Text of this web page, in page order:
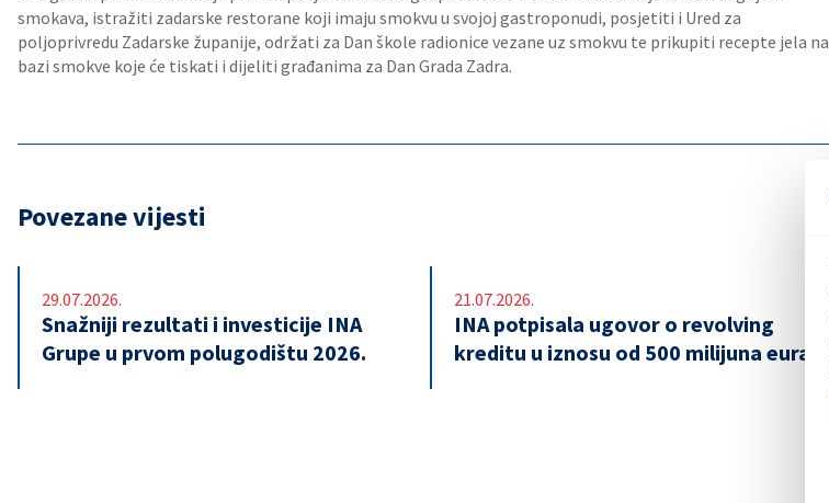
smokava, istražiti zadarske restorane koji imaju smokvu u svojoj gastroponudi, posjetiti i Ured za
poljoprivredu Zadarske županije, održati za Dan škole radionice vezane uz smokvu te prikupiti recepte jela na
bazi smokve koje će tiskati i dijeliti građanima za Dan Grada Zadra.
Povezane vijesti
29.07.2026.
Snažniji rezultati i investicije INA
Grupe u prvom polugodištu 2026.
21.07.2026.
INA potpisala ugovor o revolving
kreditu u iznosu od 500 milijuna eura